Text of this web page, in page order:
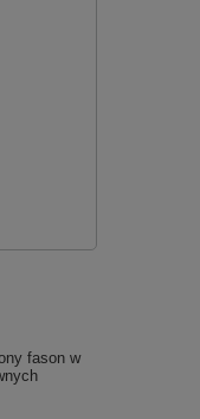
fason w